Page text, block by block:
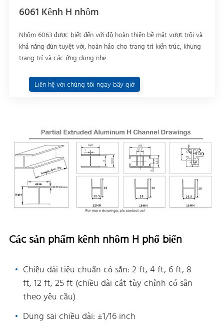
6061 Kênh H nhôm
Nhôm 6063 được biết đến với độ hoàn thiện bề mặt vượt trội và
khả năng đùn tuyệt vời, hoàn hảo cho trang trí kiến trúc, khung
trang trí và các ứng dụng nhẹ.
Liên hệ với chúng tôi ngay bây giờ
Các sản phẩm kênh nhôm H phổ biến
Chiều dài tiêu chuẩn có sẵn: 2 ft, 4 ft, 6 ft, 8
ft, 12 ft, 25 ft (chiều dài cắt tùy chỉnh có sẵn
theo yêu cầu)
Dung sai chiều dài: ±1/16 inch